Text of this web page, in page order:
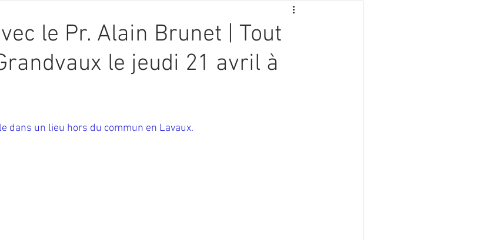
le Pr. Alain Brunet | Tout
le jeudi 21 avril à
dans un lieu hors du commun en Lavaux.